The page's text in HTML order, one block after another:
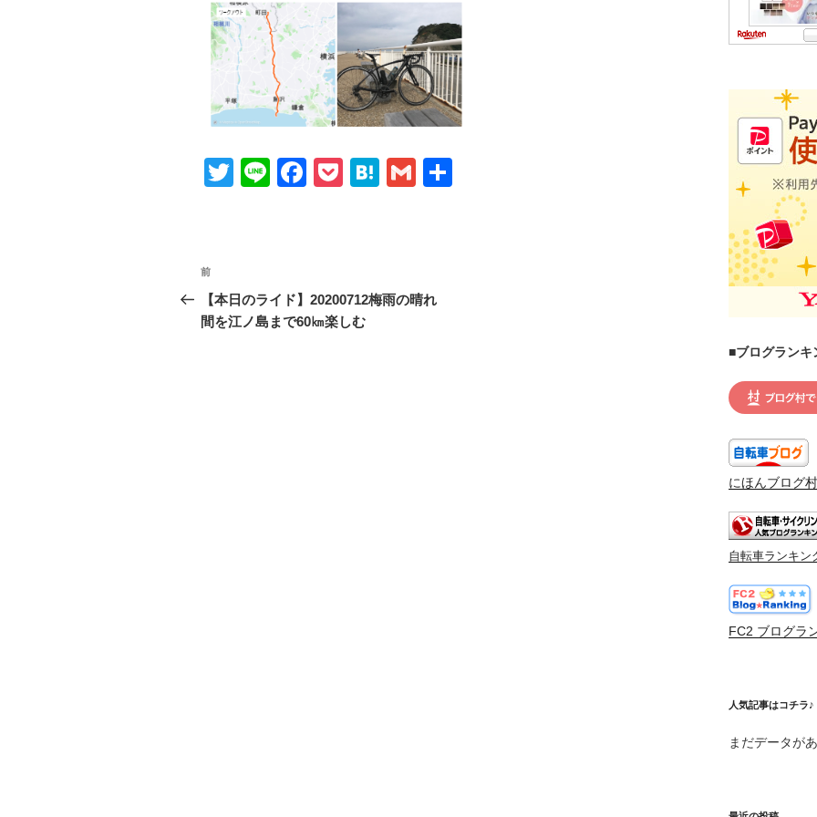
T
Li
F
b
o
P
H
a
G
投
稿
ナ
前
の
投
前
【本日のライド】20200712梅雨の晴れ
間を江ノ島まで60㎞楽しむ
■ブログランキ
にほんブログ村
自転車ランキン
FC2 ブログラ
人気記事はコチラ♪
まだデータが